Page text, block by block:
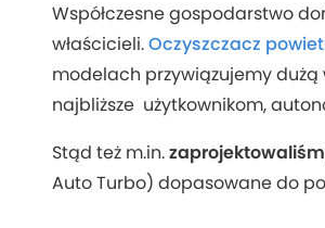
Współczesne gospodarstwo
właścicieli.Oczyszczacz
modelach przywiązujemy
najbliższe użytkownikom,
Stąd też m.in.
Auto Turbo) dopasowane do